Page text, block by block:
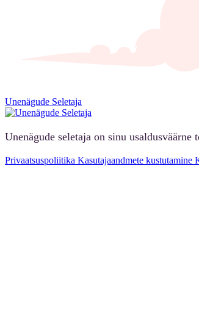
Unenägude Seletaja
Unenägude seletaja on sinu
Privaatsuspoliitika Kasutajaandmete kustutamine